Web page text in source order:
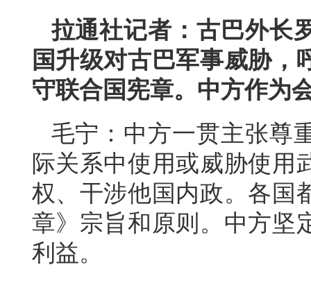
拉通社记者：古巴外长
国升级对古巴军事威胁，
守联合国宪章。中方作为
毛宁：中方一贯主张尊
际关系中使用或威胁使用
权、干涉他国内政。各国
章》宗旨和原则。中方坚
利益。